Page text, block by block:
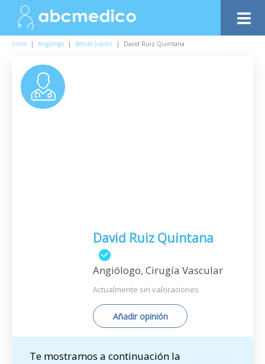
Inicio | Angiólogo | Benito Juárez | David Ruiz Quintana
David Ruiz Quintana
Angiólogo, Cirugía Vascular
Actualmente sin valoraciones
Añadir opinión
Te mostramos a continuación la